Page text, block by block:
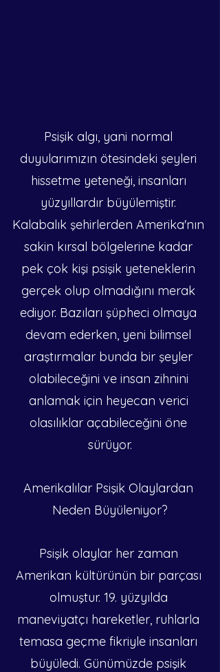
Psişik algı, yani normal
duyularımızın ötesindeki şeyleri
hissetme yeteneği, insanları
yüzyıllardır büyülemiştir.
Kalabalık şehirlerden Amerika'nın
sakin kırsal bölgelerine kadar
pek çok kişi psişik yeteneklerin
gerçek olup olmadığını merak
ediyor. Bazıları şüpheci olmaya
devam ederken, yeni bilimsel
araştırmalar bunda bir şeyler
olabileceğini ve insan zihnini
anlamak için heyecan verici
olasılıklar açabileceğini öne
sürüyor.
Amerikalılar Psişik Olaylardan
Neden Büyüleniyor?
Psişik olaylar her zaman
Amerikan kültürünün bir parçası
olmuştur. 19. yüzyılda
maneviyatçı hareketler, ruhlarla
temasa geçme fikriyle insanları
büyüledi. Günümüzde psişik